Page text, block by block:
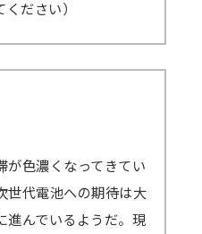
ださい）
色濃くなってきてい
世代電池への期待は大
進んでいるようだ。現